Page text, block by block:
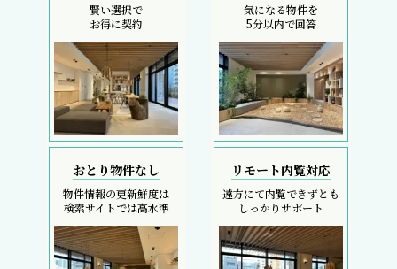
賢い選択で
お得に契約
気になる物件を
5分以内で回答
おとり物件なし
物件情報の更新鮮度は
検索サイトでは高水準
リモート内覧対応
遠方にて内覧できずとも
しっかりサポート